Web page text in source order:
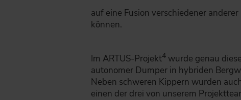
auf eine Fusion verschiedener
können.
Im ARTUS-Projekt4 wurde genau
autonomer Dumper in hybriden
Neben schweren Kippern wurden
einen der drei von unserem